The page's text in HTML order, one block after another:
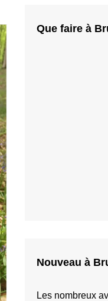
日本人
Que faire à
Nouveau à
Les nombreux